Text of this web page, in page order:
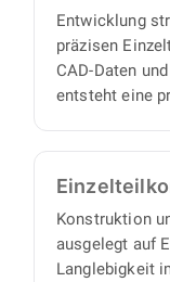
Entwicklung
präzisen
CAD-Daten
entsteht eine
Konstruktion
ausgelegt auf
Langlebigkeit